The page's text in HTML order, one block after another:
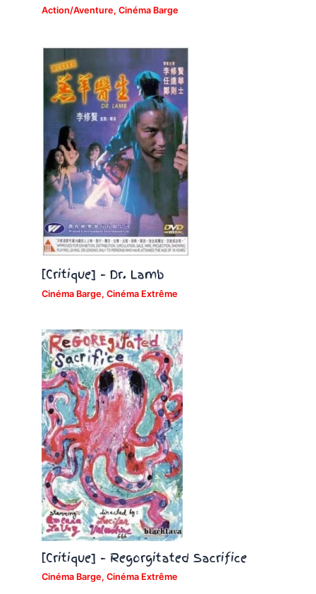
Action/Aventure, Cinéma Barge
[Critique] – Dr. Lamb
Cinéma Barge, Cinéma Extrême
[Critique] – Regorgitated Sacrifice
Cinéma Barge, Cinéma Extrême